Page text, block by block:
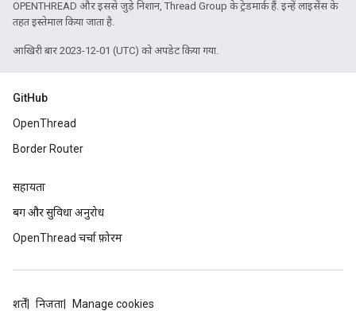
OPENTHREAD और इससे जुड़े निशान, Thread Group के ट्रेडमार्क हैं. इन्हें लाइसेंस के
तहत इस्तेमाल किया जाता है.
आखिरी बार 2023-12-01 (UTC) को अपडेट किया गया.
GitHub
OpenThread
Border Router
सहायता
बग और सुविधा अनुरोध
OpenThread चर्चा फ़ोरम
शर्तें निजता Manage cookies